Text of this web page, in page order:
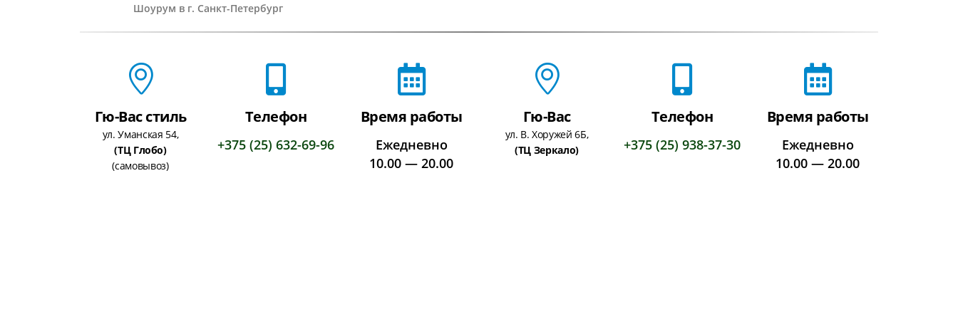
Шоурум в г. Санкт-Петербург
Гю-Вас стиль
ул. Уманская 54,
(ТЦ Глобо)
(самовывоз)
Телефон
+375 (25) 632-69-96
Время работы
Ежедневно
10.00 — 20.00
Гю-Вас
ул. В. Хоружей 6Б,
(ТЦ Зеркало)
Телефон
+375 (25) 938-37-30
Время работы
Ежедневно
10.00 — 20.00